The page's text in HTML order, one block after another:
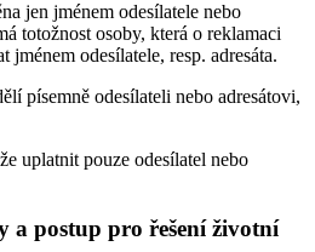
jen jménem odesílatele nebo
totožnost osoby, která o reklamaci
jménem odesílatele, resp. adresáta.
písemně odesílateli nebo adresátovi,
uplatnit pouze odesílatel nebo
a postup pro řešení životní